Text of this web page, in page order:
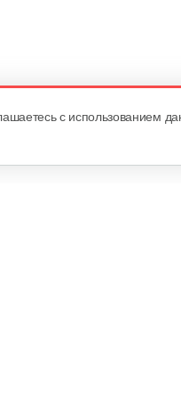
с использованием